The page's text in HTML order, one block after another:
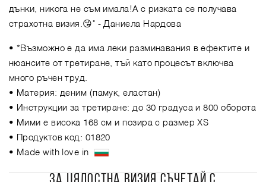
дънки, никога не съм имала!А с ризката се получава
страхотна визия.😘" - Даниела Нардова
• *Възможно е да има леки разминавания в ефектите и
нюансите от третиране, тъй като процесът включва
много ръчен труд.
• Материя: деним (памук, еластан)
• Инструкции за третиране: до 30 градуса и 800 оборота
• Мими е висока 168 см и позира с размер XS
• Продуктов код: 01820
• Made with love in